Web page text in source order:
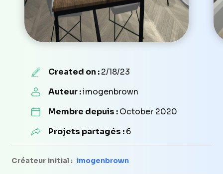
Created on :2/18/23
Auteur :imogenbrown
Membre depuis :October 2020
Projets partagés :6
Créateur initial : imogenbrown